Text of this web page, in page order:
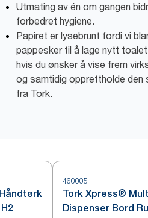
Utmating av én om gangen
forbedret hygiene.
Papiret er lysebrunt fordi vi
pappesker til å lage nytt
hvis du ønsker å vise frem
og samtidig opprettholde den
fra Tork.
460005
Tork Xpress®
Dispenser Bord